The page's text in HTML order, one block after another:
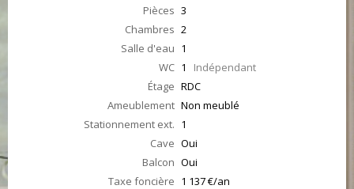
Pièces 3
Chambres 2
Salle d'eau 1
WC 1 Indépendant
Étage RDC
Ameublement Non meublé
Stationnement ext. 1
Cave Oui
Balcon Oui
Taxe foncière 1 137 €/an